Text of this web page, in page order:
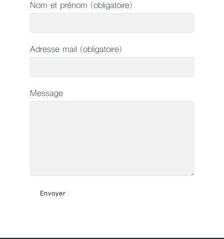
Nom et prénom (obligatoire)
Adresse mail (obligatoire)
Message